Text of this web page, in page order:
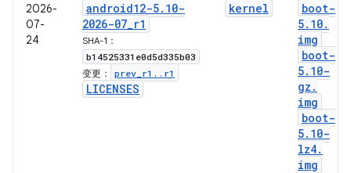
2026-
07-
24
android12-5. 10-
2026-07_r1
SHA-1：
b14525331e0d5d335b03
变更： prev r1 . . r1
LICENSES
kernel
boot-
5. 10.
img
boot-
5. 10-
gz .
img
boot-
5. 10-
lz4.
img